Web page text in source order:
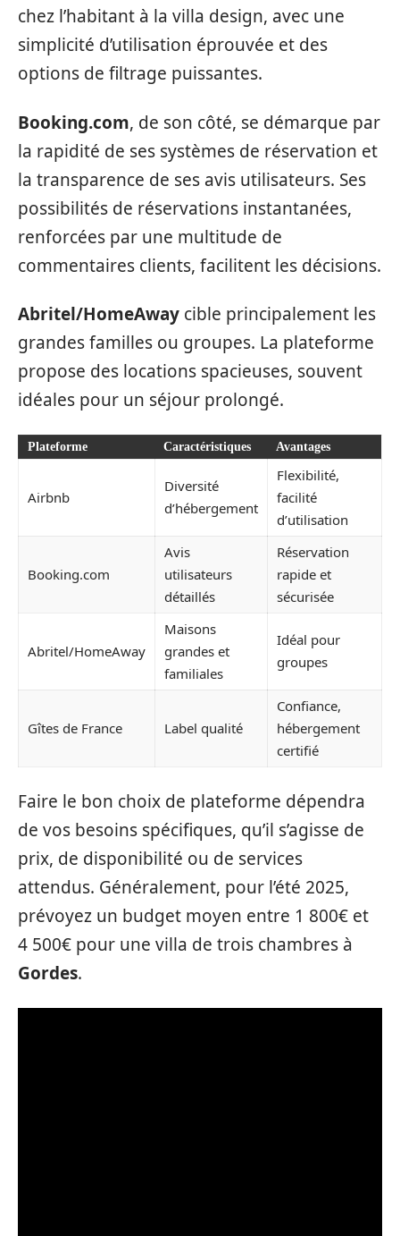
chez l’habitant à la villa design, avec une
simplicité d’utilisation éprouvée et des
options de filtrage puissantes.
Booking.com, de son côté, se démarque par
la rapidité de ses systèmes de réservation et
la transparence de ses avis utilisateurs. Ses
possibilités de réservations instantanées,
renforcées par une multitude de
commentaires clients, facilitent les décisions.
Abritel/HomeAway cible principalement les
grandes familles ou groupes. La plateforme
propose des locations spacieuses, souvent
idéales pour un séjour prolongé.
Plateforme Caractéristiques Avantages
Airbnb
Diversité
d’hébergement
Flexibilité,
facilité
d’utilisation
Booking.com
Avis
utilisateurs
détaillés
Réservation
rapide et
sécurisée
Abritel/HomeAway
Maisons
grandes et
familiales
Idéal pour
groupes
Gîtes de France Label qualité
Confiance,
hébergement
certifié
Faire le bon choix de plateforme dépendra
de vos besoins spécifiques, qu’il s’agisse de
prix, de disponibilité ou de services
attendus. Généralement, pour l’été 2025,
prévoyez un budget moyen entre 1 800€ et
4 500€ pour une villa de trois chambres à
Gordes.